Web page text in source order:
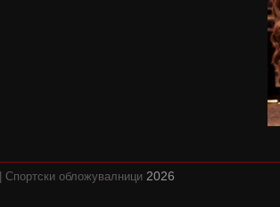
Спортски обложувалници 2026